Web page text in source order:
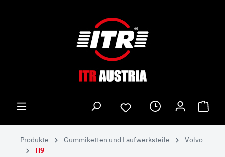
Produkte Gummiketten und Laufwerksteile
Volvo
H9